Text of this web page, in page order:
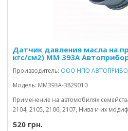
Датчик давления масла на
кгс/см2) ММ 393А
Производитель: ООО НПО
Модель: ММ393А-3829010
Применение на автомобилях
2104, 2105, 2106, 2107, Нива и их
520 грн.